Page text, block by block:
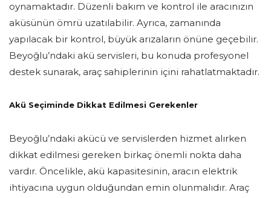
oynamaktadır. Düzenli bakım ve kontrol ile aracınızın
aküsünün ömrü uzatılabilir. Ayrıca, zamanında
yapılacak bir kontrol, büyük arızaların önüne geçebilir.
Beyoğlu’ndaki akü servisleri, bu konuda profesyonel
destek sunarak, araç sahiplerinin içini rahatlatmaktadır.
Akü Seçiminde Dikkat Edilmesi Gerekenler
Beyoğlu’ndaki akücü ve servislerden hizmet alırken
dikkat edilmesi gereken birkaç önemli nokta daha
vardır. Öncelikle, akü kapasitesinin, aracın elektrik
ihtiyacına uygun olduğundan emin olunmalıdır. Araç